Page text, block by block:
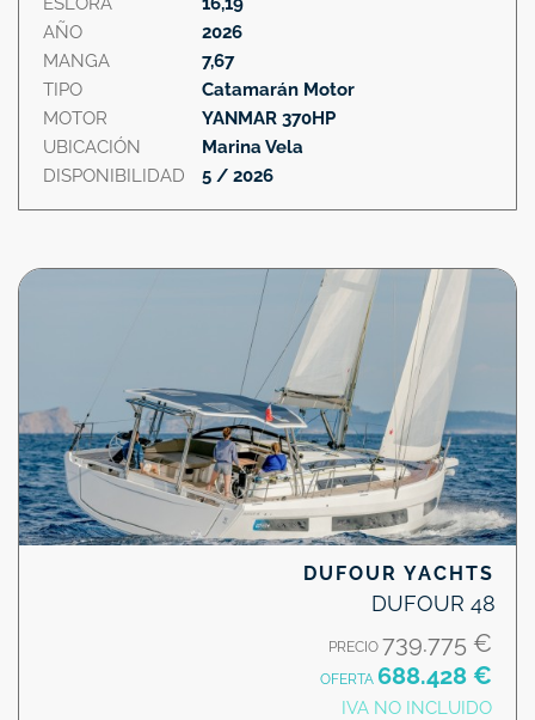
AÑO
MANGA
TIPO
MOTOR
UBICACIÓN
DISPONIBILIDAD
2026
7,67
Catamarán Motor
YANMAR 370HP
Marina Vela
5 / 2026
DUFOUR YACHTS
DUFOUR 48
PRECIO 739.775 €
OFERTA 688.428 €
IVA NO INCLUIDO